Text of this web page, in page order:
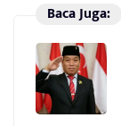
Baca Juga: